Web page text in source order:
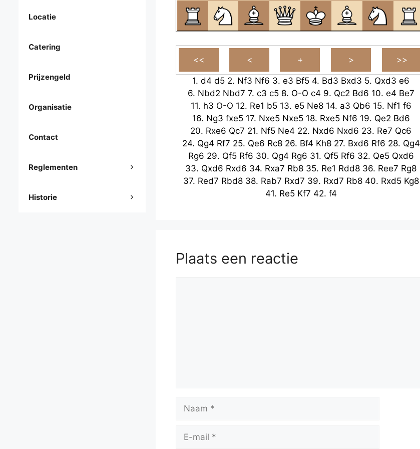
1. d4 d5 2. Nf3 Nf6 3. e3 Bf5 4. Bd3 Bxd3 5. Qxd3 e6
6. Nbd2 Nbd7 7. c3 c5 8. O-O c4 9. Qc2 Bd6 10. e4 Be7
11. h3 O-O 12. Re1 b5 13. e5 Ne8 14. a3 Qb6 15. Nf1 f6
16. Ng3 fxe5 17. Nxe5 Nxe5 18. Rxe5 Nf6 19. Qe2 Bd6
20. Rxe6 Qc7 21. Nf5 Ne4 22. Nxd6 Nxd6 23. Re7 Qc6
24. Qg4 Rf7 25. Qe6 Rc8 26. Bf4 Kh8 27. Bxd6 Rf6 28. Qg4
Rg6 29. Qf5 Rf6 30. Qg4 Rg6 31. Qf5 Rf6 32. Qe5 Qxd6
33. Qxd6 Rxd6 34. Rxa7 Rb8 35. Re1 Rdd8 36. Ree7 Rg8
37. Red7 Rbd8 38. Rab7 Rxd7 39. Rxd7 Rb8 40. Rxd5 Kg8
41. Re5 Kf7 42. f4
Plaats een reactie
mail
Locatie
Catering
Prijzengeld
Organisatie
Contact
Reglementen
Historie